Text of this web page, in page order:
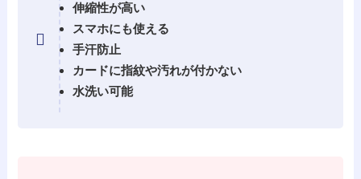
伸縮性が高い
スマホにも使える
手汗防止
カードに指紋や汚れが付かない
水洗い可能